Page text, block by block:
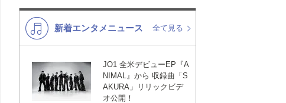
K-POP バンド
VTuber ディズニー
新着エンタメニュース 全て見る
JO1 全米デビューEP『A
NIMAL』から 収録曲「S
AKURA」リリックビデ
オ公開！